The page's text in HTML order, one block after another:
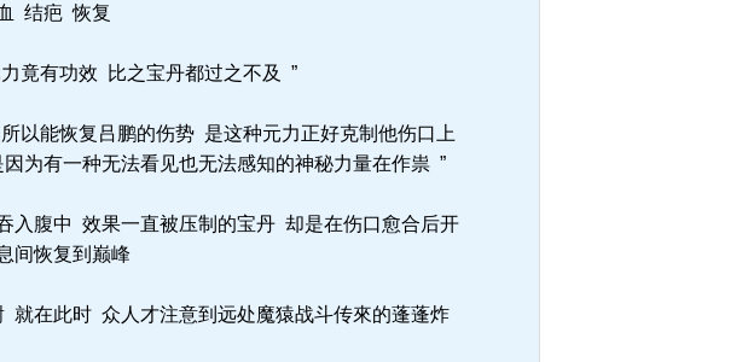
结疤 恢复
竟有功效 比之宝丹都过之不及 ”
以能恢复吕鹏的伤势 是这种元力正好克制他伤口上
为有一种无法看见也无法感知的神秘力量在作祟 ”
腹中 效果一直被压制的宝丹 却是在伤口愈合后开
间恢复到巅峰
在此时 众人才注意到远处魔猿战斗传來的蓬蓬炸